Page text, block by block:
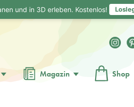
Magazin Shop
und in 3D erleben. Kostenlos!